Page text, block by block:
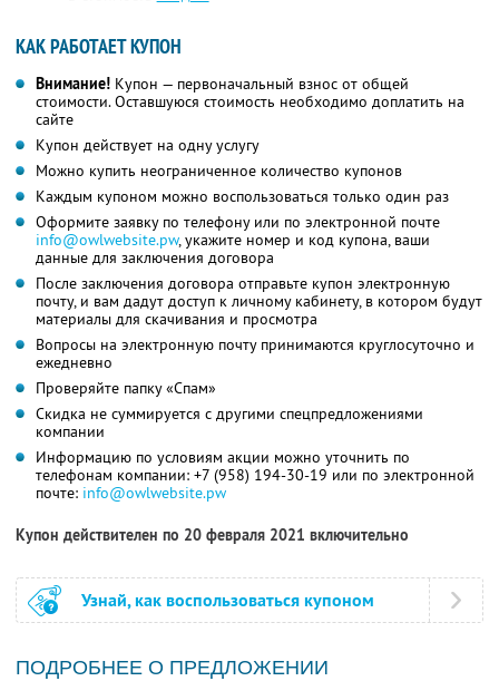
КАК РАБОТАЕТ КУПОН
Внимание! Купон — первоначальный взнос от общей
стоимости. Оставшуюся стоимость необходимо доплатить на
сайте
Купон действует на одну услугу
Можно купить неограниченное количество купонов
Каждым купоном можно воспользоваться только один раз
Оформите заявку по телефону или по электронной почте
info@owlwebsite.pw, укажите номер и код купона, ваши
данные для заключения договора
После заключения договора отправьте купон электронную
почту, и вам дадут доступ к личному кабинету, в котором будут
материалы для скачивания и просмотра
Вопросы на электронную почту принимаются круглосуточно и
ежедневно
Проверяйте папку «Спам»
Скидка не суммируется с другими спецпредложениями
компании
Информацию по условиям акции можно уточнить по
телефонам компании: +7 (958) 194-30-19 или по электронной
почте: info@owlwebsite.pw
Купон действителен по 20 февраля 2021 включительно
Узнай, как воспользоваться купоном
ПОДРОБНЕЕ О ПРЕДЛОЖЕНИИ